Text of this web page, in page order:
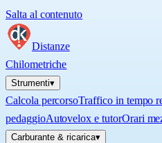
Salta al contenuto
Distanze
Chilometriche
Strumenti▾
Calcola percorsoTraffico in tempo
pedaggioAutovelox e tutorOrari
Carburante & ricarica▾